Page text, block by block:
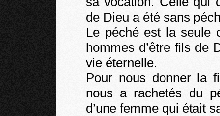
de Dieu a été sans
Le péché est la seule
hommes d’être fils de
vie éternelle.
Pour nous donner la
nous a rachetés du
d’une femme qui était